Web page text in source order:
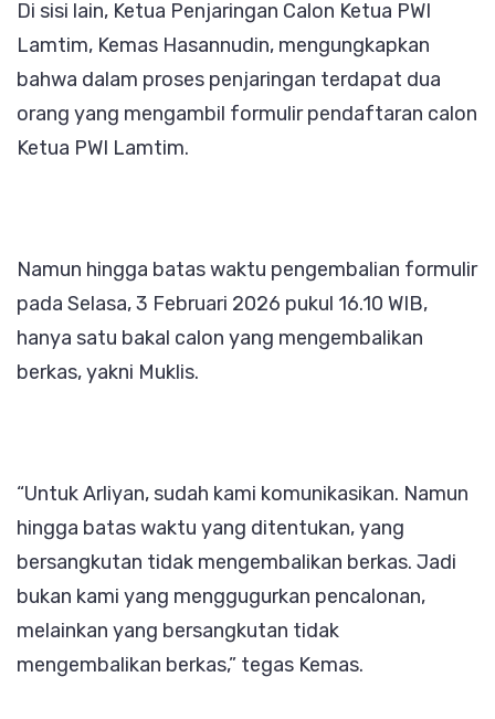
Di sisi lain, Ketua Penjaringan Calon Ketua PWI
Lamtim, Kemas Hasannudin, mengungkapkan
bahwa dalam proses penjaringan terdapat dua
orang yang mengambil formulir pendaftaran calon
Ketua PWI Lamtim.
Namun hingga batas waktu pengembalian formulir
pada Selasa, 3 Februari 2026 pukul 16.10 WIB,
hanya satu bakal calon yang mengembalikan
berkas, yakni Muklis.
“Untuk Arliyan, sudah kami komunikasikan. Namun
hingga batas waktu yang ditentukan, yang
bersangkutan tidak mengembalikan berkas. Jadi
bukan kami yang menggugurkan pencalonan,
melainkan yang bersangkutan tidak
mengembalikan berkas,” tegas Kemas.